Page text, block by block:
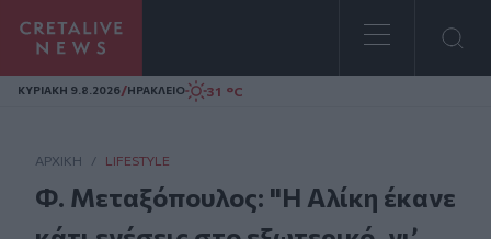
Homepage
ΚΥΡΙΑΚΗ 9.8.2026/ΗΡΑΚΛΕΙΟ 31 °C
ΑΡΧΙΚΗ / LIFESTYLE
Φ. Μεταξόπουλος: "Η Αλίκη έκανε